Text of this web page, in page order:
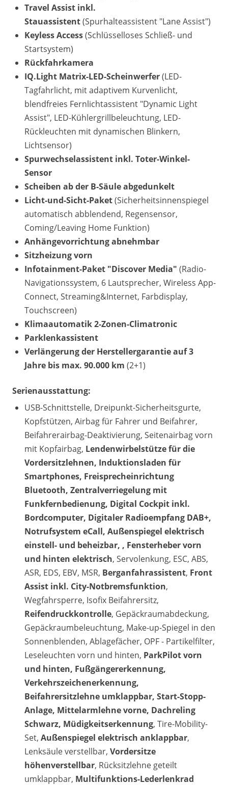
Travel Assist inkl.
Stauassistent(Spurhalteassistent "Lane Assist")
Keyless Access(Schlüsselloses Schließ- und
Startsystem)
Rückfahrkamera
IQ.Light Matrix-LED-Scheinwerfer(LED-
Tagfahrlicht, mit adaptivem Kurvenlicht,
blendfreies Fernlichtassistent "Dynamic Light
Assist", LED-Kühlergrillbeleuchtung, LED-
Rückleuchten mit dynamischen Blinkern,
Lichtsensor)
Spurwechselassistent inkl. Toter-Winkel-
Sensor
Scheiben ab der B-Säule abgedunkelt
Licht-und-Sicht-Paket(Sicherheitsinnenspiegel
automatisch abblendend, Regensensor,
Coming/Leaving Home Funktion)
Anhängevorrichtung abnehmbar
Sitzheizung vorn
Infotainment-Paket "Discover Media" (Radio-
Navigationssystem, 6 Lautsprecher, Wireless App-
Connect, Streaming&Internet, Farbdisplay,
Touchscreen)
Klimaautomatik 2-Zonen-Climatronic
Parklenkassistent
Verlängerung der Herstellergarantie auf 3
Jahre bis max. 90.000 km (2+1)
Serienausstattung:
USB-Schnittstelle, Dreipunkt-Sicherheitsgurte,
Kopfstützen, Airbag für Fahrer und Beifahrer,
Beifahrerairbag-Deaktivierung, Seitenairbag vorn
mit Kopfairbag, Lendenwirbelstütze für die
Vordersitzlehnen, Induktionsladen für
Smartphones, Freisprecheinrichtung
Bluetooth, Zentralverriegelung mit
Funkfernbedienung, Digital Cockpit inkl.
Bordcomputer, Digitaler Radioempfang DAB+,
Notrufsystem eCall, Außenspiegel elektrisch
einstell- und beheizbar, , Fensterheber vorn
und hinten elektrisch, Servolenkung, ESC, ABS,
ASR, EDS, EBV, MSR, Berganfahrassistent, Front
Assist inkl. City-Notbremsfunktion,
Wegfahrsperre, Isofix Beifahrersitz,
Reifendruckkontrolle, Gepäckraumabdeckung,
Gepäckraumbeleuchtung, Make-up-Spiegel in den
Sonnenblenden, Ablagefächer, OPF - Partikelfilter,
Leseleuchten vorn und hinten, ParkPilot vorn
und hinten, Fußgängererkennung,
Verkehrszeichenerkennung,
Beifahrersitzlehne umklappbar, Start-Stopp-
Anlage, Mittelarmlehne vorne, Dachreling
Schwarz, Müdigkeitserkennung, Tire-Mobility-
Set, Außenspiegel elektrisch anklappbar,
Lenksäule verstellbar, Vordersitze
höhenverstellbar, Rücksitzlehne geteilt
umklappbar, Multifunktions-Lederlenkrad